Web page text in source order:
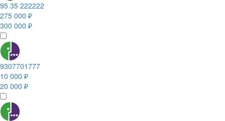
95 35 222222
275 000 ₽
300 000 ₽
9307701777
10 000 ₽
20 000 ₽